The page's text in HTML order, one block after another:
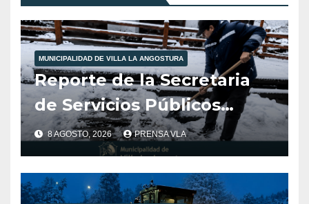
MUNICIPALIDAD DE VILLA LA ANGOSTURA
Reporte de la Secretaria
de Servicios Públicos
Municipalidad de Villa la
Angostura dia 8/8/26
-12:00HS
8 AGOSTO, 2026 PRENSA VLA